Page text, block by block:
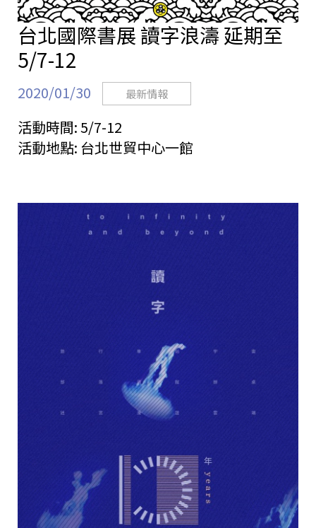
台北國際書展 讀字浪濤 延期至
5/7-12
2020/01/30 最新情報
活動時間:5/7-12
活動地點: 台北世貿中心一館